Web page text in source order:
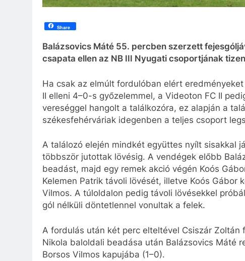
Share
Balázsovics Máté 55. percben szerzett
csapata ellen az NB III Nyugati csoportjának
Ha csak az elmúlt fordulóban elért
II elleni 4–0-s győzelemmel, a Videoton FC II
vereséggel hangolt a találkozóra, ez alapján a
székesfehérváriak idegenben a teljes csoport
A találozó elején mindkét együttes nyílt sisakkal
többször jutottak lövésig. A vendégek előbb
beadást, majd egy remek akció végén Koós
Kelemen Patrik távoli lövését, illetve Koós Gábor
Vilmos. A túloldalon pedig távoli lövésekkel
gól nélküli döntetlennel vonultak a felek.
A fordulás után két perc elteltével Csiszár
Nikola baloldali beadása után Balázsovics Máté
Borsos Vilmos kapujába (1–0).